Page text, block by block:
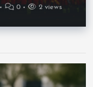
0 2 views